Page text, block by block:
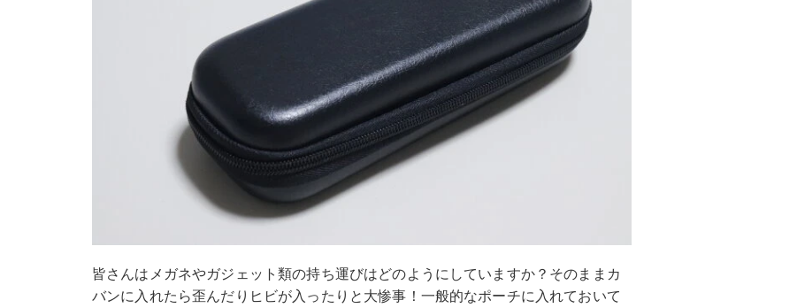
皆さんはメガネやガジェット類の持ち運びはどのようにしていますか？そのままカ
バンに入れたら歪んだりヒビが入ったりと大惨事！一般的なポーチに入れておいて